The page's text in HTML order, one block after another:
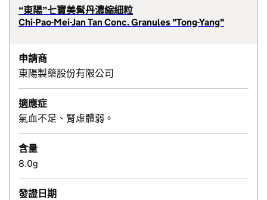
“東陽”七寶美髯丹濃縮細粒
Chi-Pao-Mei-Jan Tan Conc. Granules "Tong-Yang"
申請商
東陽製藥股份有限公司
適應症
氣血不足、腎虛體弱。
含量
8.0g
發證日期